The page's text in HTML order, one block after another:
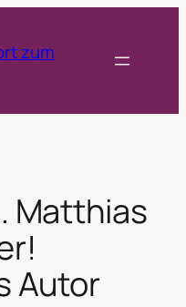
zum
Matthias
Autor